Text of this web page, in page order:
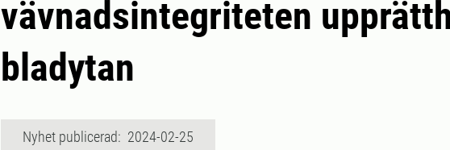
vävnadsintegriteten
bladytan
Nyhet publicerad: 2024-02-25